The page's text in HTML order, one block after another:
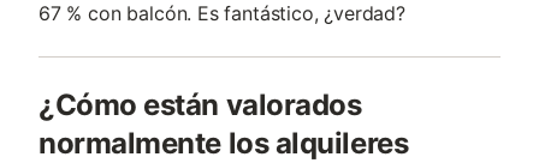
67 % con balcón. Es fantástico, ¿verdad?
¿Cómo están valorados
normalmente los alquileres